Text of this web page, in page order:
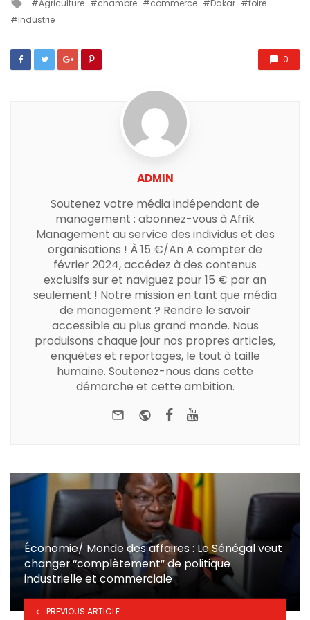
with
Agriculture chambre commerce Dakar
foire
Industrie
0
ADMIN
Soutenez votre média indépendant de
management : abonnez-vous à Afrik
Management au service des individus et des
organisations ! À 15 €/An A compter de
février 2024, accédez à des contenus
exclusifs sur et naviguez pour 15 € par an
seulement ! Notre mission en tant que média
de management ? Rendre le savoir
accessible au plus grand monde. Nous
produisons chaque jour nos propres articles,
enquêtes et reportages, le tout à taille
humaine. Soutenez-nous dans cette
démarche et cette ambition.
e-mailWebsiteFacebook
Économie/ Monde des affaires : Le Sénégal veut
changer ‘‘complètement’’ de politique
industrielle et commerciale
PREVIOUS ARTICLE